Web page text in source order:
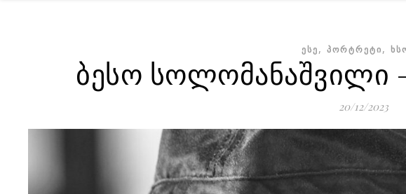
ᲔᲡᲔ, ᲞᲝᲠᲢᲠᲔᲢᲘ,
ბესო სოლომანაშვილი
20/12/2023